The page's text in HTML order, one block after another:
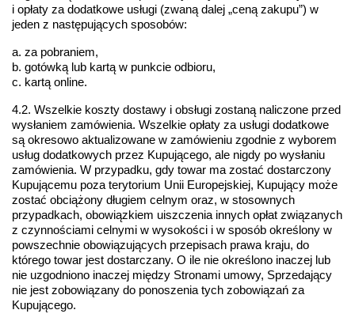
i opłaty za dodatkowe usługi (zwaną dalej „ceną zakupu”) w
jeden z następujących sposobów:
a. za pobraniem,
b. gotówką lub kartą w punkcie odbioru,
c. kartą online.
4.2. Wszelkie koszty dostawy i obsługi zostaną naliczone przed
wysłaniem zamówienia. Wszelkie opłaty za usługi dodatkowe
są okresowo aktualizowane w zamówieniu zgodnie z wyborem
usług dodatkowych przez Kupującego, ale nigdy po wysłaniu
zamówienia. W przypadku, gdy towar ma zostać dostarczony
Kupującemu poza terytorium Unii Europejskiej, Kupujący może
zostać obciążony długiem celnym oraz, w stosownych
przypadkach, obowiązkiem uiszczenia innych opłat związanych
z czynnościami celnymi w wysokości i w sposób określony w
powszechnie obowiązujących przepisach prawa kraju, do
którego towar jest dostarczany. O ile nie określono inaczej lub
nie uzgodniono inaczej między Stronami umowy, Sprzedający
nie jest zobowiązany do ponoszenia tych zobowiązań za
Kupującego.